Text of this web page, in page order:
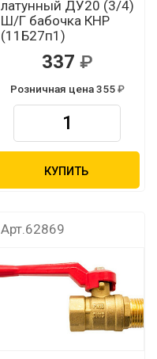
латунный ДУ20 (3/4)
Ш/Г бабочка КНР
(11Б27п1)
337
Розничная цена 355
КУПИТЬ
Арт.62869